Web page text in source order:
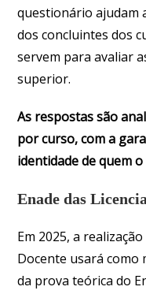
questionário ajudam
dos concluintes dos
servem para avaliar
superior.
As respostas são
por curso, com a
identidade de quem
Enade das
Em 2025, a
Docente usará como
da prova teórica do